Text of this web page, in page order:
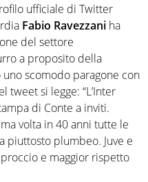
ufficiale di Twitter
Fabio Ravezzani ha
del settore
a proposito della
scomodo paragone con
si legge: “L’Inter
di Conte a inviti.
volta in 40 anni tutte le
piuttosto plumbeo. Juve e
e maggior rispetto